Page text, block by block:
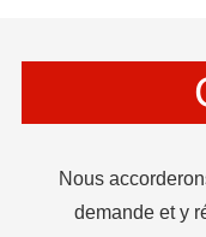
Nous
demande et y